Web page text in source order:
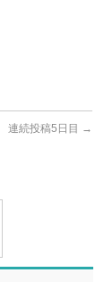
連続投稿5日目 →